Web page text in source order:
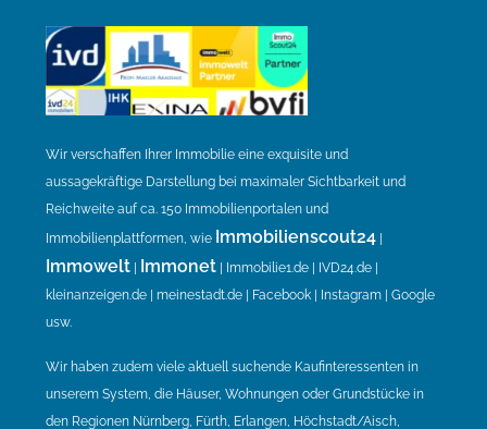
Wir verschaffen Ihrer Immobilie eine exquisite und
aussagekräftige Darstellung bei maximaler Sichtbarkeit und
Reichweite auf ca. 150 Immobilienportalen und
Immobilienplattformen, wie Immobilienscout24
Immowelt Immonet | Immobilie1.de | IVD24.de |
kleinanzeigen.de | meinestadt.de | Facebook | Instagram | Google
usw.
Wir haben zudem viele aktuell suchende Kaufinteressenten in
unserem System, die Häuser, Wohnungen oder Grundstücke in
den Regionen Nürnberg, Fürth, Erlangen, Höchstadt/Aisch,